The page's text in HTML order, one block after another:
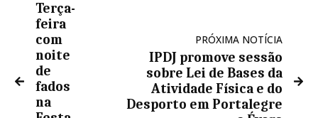
Terça-
feira
com
noite
de
fados
na
PRÓXIMA NOTÍCIA
IPDJ promove sessão
sobre Lei de Bases da
Atividade Física e do
Desporto em Portalegre